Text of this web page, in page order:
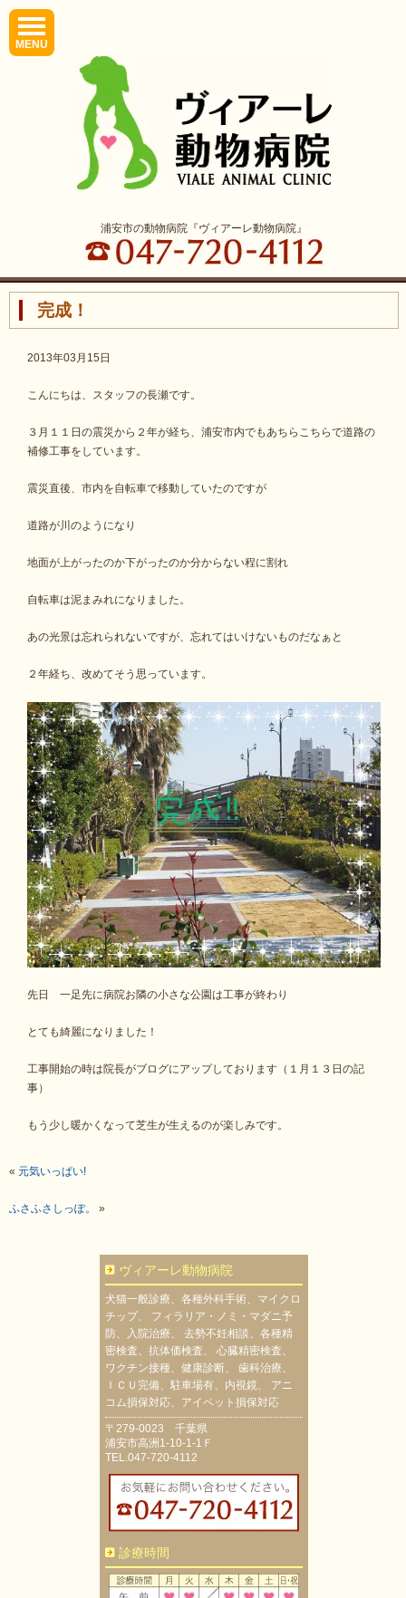
MENU
浦安市の動物病院『ヴィアーレ動物病院』
完成！
2013年03月15日
こんにちは、スタッフの長瀬です。
３月１１日の震災から２年が経ち、浦安市内でもあちらこちらで道路の
補修工事をしています。
震災直後、市内を自転車で移動していたのですが
道路が川のようになり
地面が上がったのか下がったのか分からない程に割れ
自転車は泥まみれになりました。
あの光景は忘れられないですが、忘れてはいけないものだなぁと
２年経ち、改めてそう思っています。
先日 一足先に病院お隣の小さな公園は工事が終わり
とても綺麗になりました！
工事開始の時は院長がブログにアップしております（１月１３日の記
事）
もう少し暖かくなって芝生が生えるのが楽しみです。
« 元気いっぱい!
ふさふさしっぽ。 »
ヴィアーレ動物病院
犬猫一般診療、各種外科手術、マイクロ
チップ、 フィラリア・ノミ・マダニ予
防、入院治療、 去勢不妊相談、各種精
密検査、抗体価検査、 心臓精密検査、
ワクチン接種、健康診断、 歯科治療、
ＩＣＵ完備、駐車場有、内視鏡、 アニ
コム損保対応、アイペット損保対応
〒279-0023 千葉県
浦安市高洲1-10-1-1Ｆ
TEL.047-720-4112
診療時間